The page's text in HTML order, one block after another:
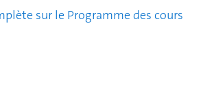
sur le Programme des cours